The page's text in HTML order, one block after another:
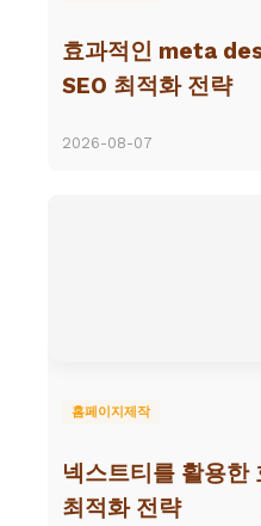
효과적인 meta
SEO 최적화 전략
2026-08-07
홈페이지제작
넥스트티를 활용한
최적화 전략